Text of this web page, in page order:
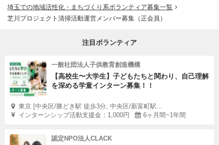
埼玉での地域活性化・まちづくり系ボランティア募集一覧
芝川プロジェクト清掃活動運営メンバー募集（正会員）
注目ボランティア
一般社団法人子供教育創造機構
【高校生〜大学生】子どもたちと関わり、自己理解
を深める学童インターン募集！！
東京 [中央区/勝どき駅 徒歩3分, 中央区/新富町駅...
インターンシップ活動支援金：1,000円
6ヶ月間~1年間
認定NPO法人CLACK